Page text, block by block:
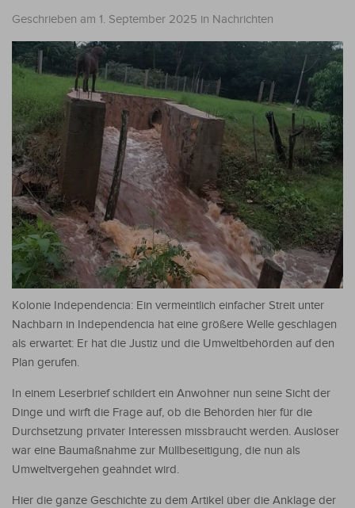
Geschrieben am 1. September 2025 in Nachrichten
Kolonie Independencia: Ein vermeintlich einfacher Streit unter
Nachbarn in Independencia hat eine größere Welle geschlagen
als erwartet: Er hat die Justiz und die Umweltbehörden auf den
Plan gerufen.
In einem Leserbrief schildert ein Anwohner nun seine Sicht der
Dinge und wirft die Frage auf, ob die Behörden hier für die
Durchsetzung privater Interessen missbraucht werden. Auslöser
war eine Baumaßnahme zur Müllbeseitigung, die nun als
Umweltvergehen geahndet wird.
Hier die ganze Geschichte zu dem Artikel über die Anklage der